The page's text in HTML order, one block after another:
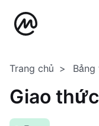
Trang chủ
Giao thức